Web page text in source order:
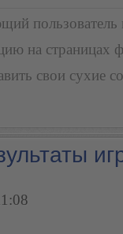
пользователь
на страницах
свои сухие